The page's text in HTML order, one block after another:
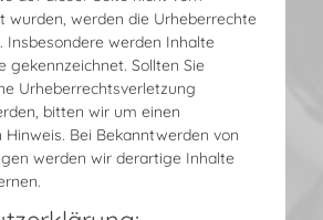
wurden, werden die Urheberrechte
Insbesondere werden Inhalte
gekennzeichnet. Sollten Sie
Urheberrechtsverletzung
bitten wir um einen
Bei Bekanntwerden von
werden wir derartige Inhalte